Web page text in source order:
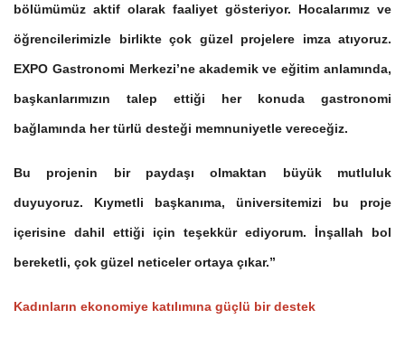
bölümümüz aktif olarak faaliyet gösteriyor. Hocalarımız ve
öğrencilerimizle birlikte çok güzel projelere imza atıyoruz.
EXPO Gastronomi Merkezi’ne akademik ve eğitim anlamında,
başkanlarımızın talep ettiği her konuda gastronomi
bağlamında her türlü desteği memnuniyetle vereceğiz.
Bu projenin bir paydaşı olmaktan büyük mutluluk
duyuyoruz. Kıymetli başkanıma, üniversitemizi bu proje
içerisine dahil ettiği için teşekkür ediyorum. İnşallah bol
bereketli, çok güzel neticeler ortaya çıkar.”
Kadınların ekonomiye katılımına güçlü bir destek